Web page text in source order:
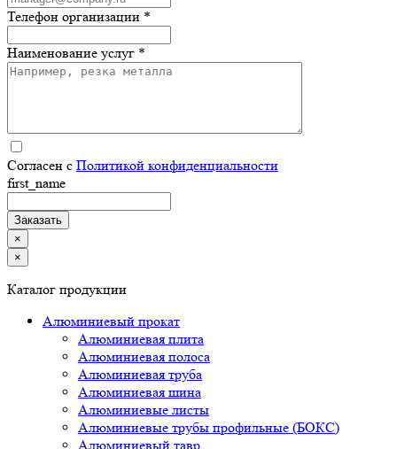
Телефон организации *
Наименование услуг *
Согласен с Политикой конфиденциальности
first_name
×
×
Каталог продукции
Алюминиевый прокат
Алюминиевая плита
Алюминиевая полоса
Алюминиевая труба
Алюминиевая шина
Алюминиевые листы
Алюминиевые трубы профильные (БОКС)
Алюминиевый тавр